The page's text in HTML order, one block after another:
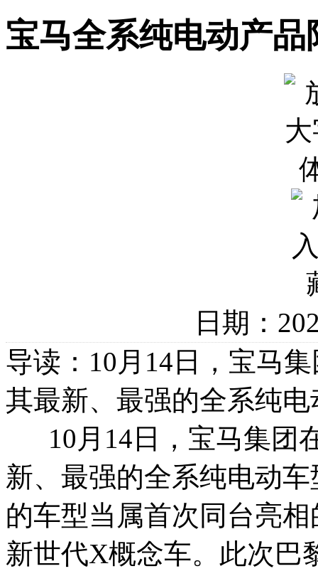
宝马全系纯电动产品
日期：
导读：10月14日，宝马
其最新、最强的全系纯
10月14日，宝马集团
新、最强的全系纯电动
的车型当属首次同台亮
新世代X概念车。此次巴